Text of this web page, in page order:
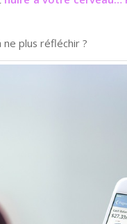
plus réfléchir ?